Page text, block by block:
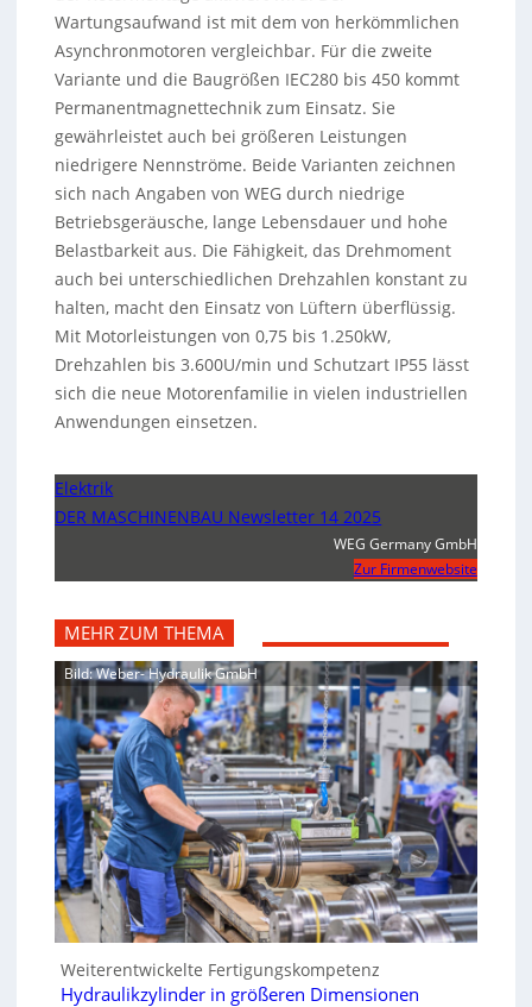
Wartungsaufwand ist mit dem von herkömmlichen
Asynchronmotoren vergleichbar. Für die zweite
Variante und die Baugrößen IEC280 bis 450 kommt
Permanentmagnettechnik zum Einsatz. Sie
gewährleistet auch bei größeren Leistungen
niedrigere Nennströme. Beide Varianten zeichnen
sich nach Angaben von WEG durch niedrige
Betriebsgeräusche, lange Lebensdauer und hohe
Belastbarkeit aus. Die Fähigkeit, das Drehmoment
auch bei unterschiedlichen Drehzahlen konstant zu
halten, macht den Einsatz von Lüftern überflüssig.
Mit Motorleistungen von 0,75 bis 1.250kW,
Drehzahlen bis 3.600U/min und Schutzart IP55 lässt
sich die neue Motorenfamilie in vielen industriellen
Anwendungen einsetzen.
Elektrik
DER MASCHINENBAU Newsletter 14 2025
WEG Germany GmbH
Zur Firmenwebsite
MEHR ZUM THEMA
Bild: Weber- Hydraulik GmbH
Weiterentwickelte Fertigungskompetenz
Hydraulikzylinder in größeren Dimensionen